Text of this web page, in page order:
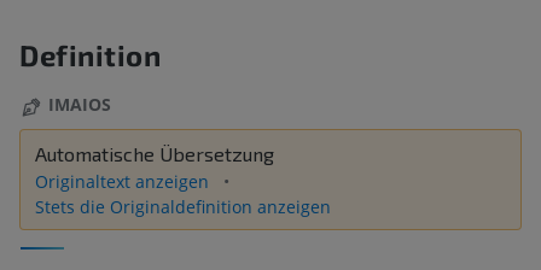
Definition
IMAIOS
Automatische Übersetzung
Originaltext anzeigen
Stets die Originaldefinition anzeigen